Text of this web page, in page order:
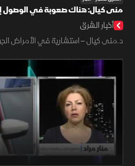
منى كيال: هناك صعوبة في الوصول
متحورات كورونا
أخبار الشرق
د.منى كيال – استشارية في الأمراض